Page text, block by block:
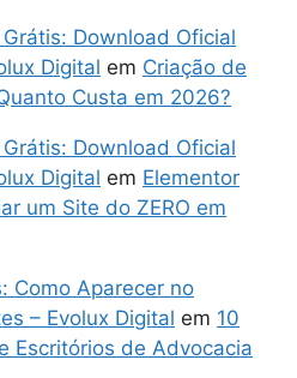
Download Oficial
Digital em Criação de
Custa em 2026?
Download Oficial
Digital em Elementor
um Site do ZERO em
Como Aparecer no
– Evolux Digital em 10
Escritórios de Advocacia